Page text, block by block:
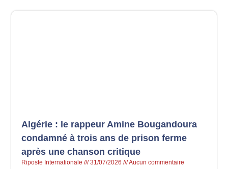
Algérie : le rappeur Amine Bougandoura
condamné à trois ans de prison ferme
après une chanson critique
Riposte Internationale 31/07/2026 Aucun commentaire